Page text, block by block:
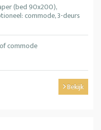
(bed 90x200),
commode, 3-deurs
commode
Bekijk